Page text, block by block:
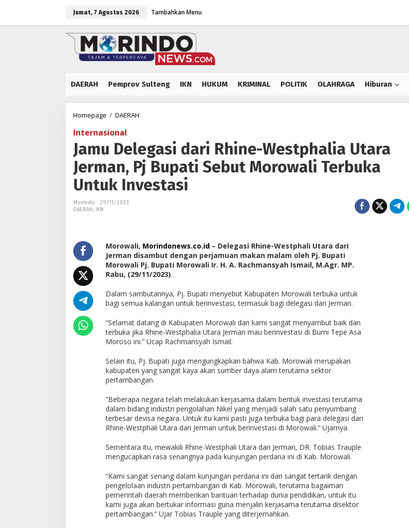
konten
Jumat, 7 Agustus 2026 Tambahkan Menu
DAERAH Pemprov Sulteng IKN HUKUM KRIMINAL POLITIK OLAHRAGA Hiburan
Homepage / DAERAH
Rhine-
Westphalia
Utara
Jerman,
Pj
Bupati
Internasional
Jamu Delegasi dari Rhine-Westphalia Utara
Jerman, Pj Bupati Sebut Morowali Terbuka
Untuk Investasi
Morindo
29/11/2023
DAERAH, IKN
Morowali, Morindonews.co.id – Delegasi Rhine-Westphali Utara dari
Jerman disambut dengan perjamuan makan malam oleh Pj. Bupati
Morowali Pj. Bupati Morowali Ir. H. A. Rachmansyah Ismail, M.Agr. MP.
Rabu, (29/11/2023).
Dalam sambutannya, Pj. Bupati menyebut Kabupaten Morowali terbuka untuk
bagi semua kalangan untuk berinvestasi, termasuk bagi delegasi dari Jerman.
“Selamat datang di Kabupaten Morowali dan kami sangat menyambut baik dan
terbuka jika Rhine-Westphalia Utara Jerman mau berinvestasi di Bumi Tepe Asa
Moroso ini.” Ucap Rachmansyah Ismail.
Selain itu, Pj. Bupati juga mengungkapkan bahwa Kab. Morowali merupakan
kabupaten yang sangat kaya akan sumber daya alam terutama sektor
pertambangan.
“Beberapa negara telah melakukan kerjasama dalam bentuk investasi terutama
dalam bidang industri pengolahan Nikel yang menjadi salah satu penyumbang
terbesar devisa negara. Untuk itu kami pasti juga terbuka bagi para delegasi dari
Rhine-Westphali Utara dari Jerman untuk berinvestasi di Morowali.” Ujarnya.
Sementara itu, mewakili Rhine-Westphali Utara dari Jerman, DR. Tobias Trauple
mengucapkan rasa senangnya pada kunjungan perdana ini di Kab. Morowali.
“Kami sangat senang dalam kunjungan perdana ini dan sangat tertarik dengan
pengelolaan industri pertambangan di Kab. Morowali, terutama bagaiman
pemerintah daerah memberikan bantuan terhadap dunia pendidikan, untuk itu
kami juga akan bertukar informasi guna menjalin kerjasama terutama disektor
pertambangan.” Ujar Tobias Trauple yang diterjemahkan.